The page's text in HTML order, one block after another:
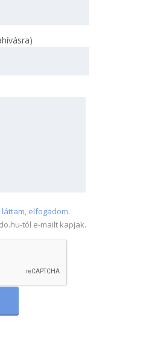
elfogadom.
tól e-mailt kapjak.